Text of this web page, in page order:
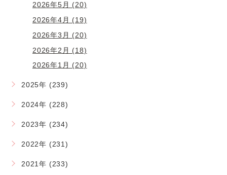
2026年5月 (20)
2026年4月 (19)
2026年3月 (20)
2026年2月 (18)
2026年1月 (20)
2025年 (239)
2024年 (228)
2023年 (234)
2022年 (231)
2021年 (233)